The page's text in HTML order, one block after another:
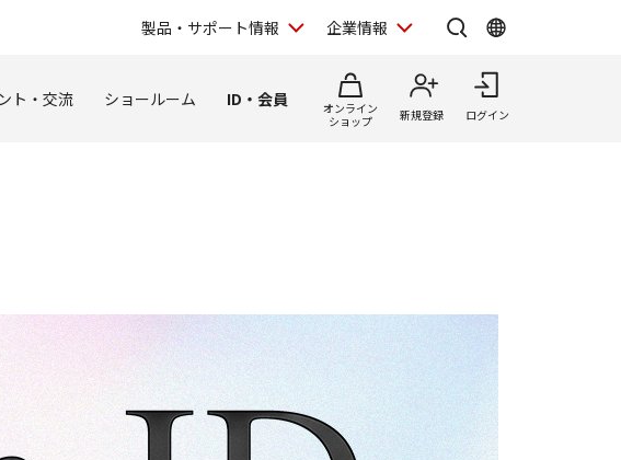
製品・サポート情報 企業情報
ト・交流 ショールーム ID・会員
オンライン
ショップ
新規登録 ログイン